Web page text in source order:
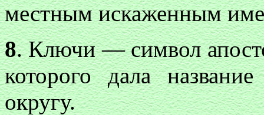
местным искаженным
8. Ключи — символ
которого дала
округу.